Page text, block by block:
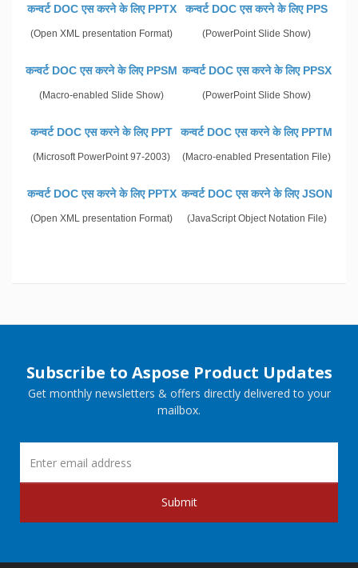
कन्वर्ट DOC एस करने के लिए PPTX
(Open XML presentation Format)
कन्वर्ट DOC एस करने के लिए PPS
(PowerPoint Slide Show)
कन्वर्ट DOC एस करने के लिए PPSM
(Macro-enabled Slide Show)
कन्वर्ट DOC एस करने के लिए PPSX
(PowerPoint Slide Show)
कन्वर्ट DOC एस करने के लिए PPT
(Microsoft PowerPoint 97-2003)
कन्वर्ट DOC एस करने के लिए PPTM
(Macro-enabled Presentation File)
कन्वर्ट DOC एस करने के लिए PPTX
(Open XML presentation Format)
कन्वर्ट DOC एस करने के लिए JSON
(JavaScript Object Notation File)
Subscribe to Aspose Product Updates
Get monthly newsletters & offers directly delivered to your
mailbox.
Submit